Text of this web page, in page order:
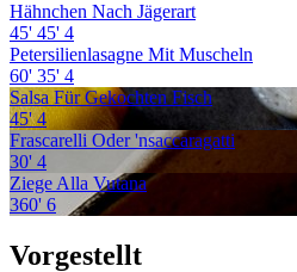
Hähnchen Nach Jägerart
45' 45' 4
Petersilienlasagne Mit Muscheln
60' 35' 4
Salsa Für Gekochten Fisch
45'4
Frascarelli Oder 'nsaccaragatti
30' 4
Ziege Alla Vutana
360' 6
Vorgestellt